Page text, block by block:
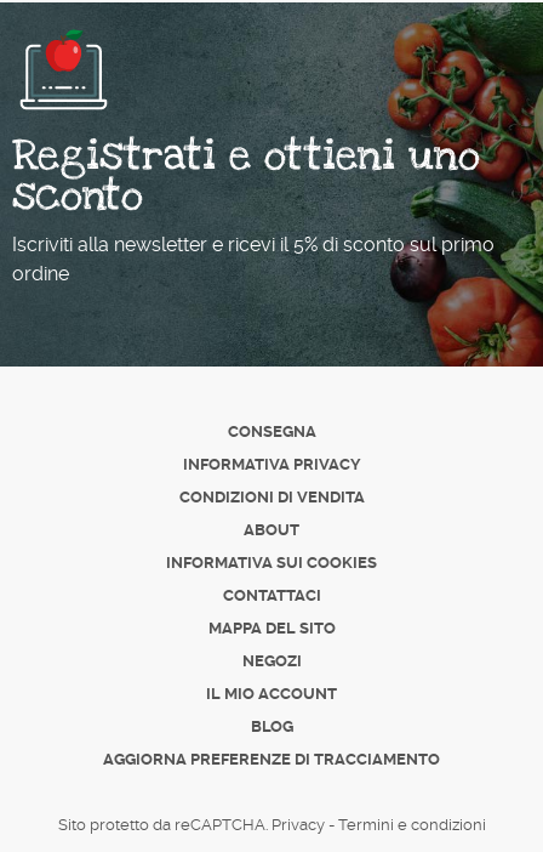
Registrati e ottieni uno
sconto
Iscriviti alla newsletter e ricevi il 5% di sconto sul primo
ordine
CONSEGNA
INFORMATIVA PRIVACY
CONDIZIONI DI VENDITA
ABOUT
INFORMATIVA SUI COOKIES
CONTATTACI
MAPPA DEL SITO
NEGOZI
IL MIO ACCOUNT
BLOG
AGGIORNA PREFERENZE DI TRACCIAMENTO
Sito protetto da reCAPTCHA. Privacy- Termini e condizioni